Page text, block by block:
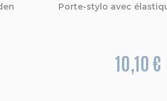
10,10 €